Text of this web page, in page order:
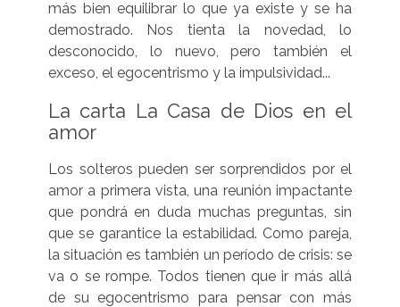
más bien equilibrar lo que ya existe y se ha
demostrado. Nos tienta la novedad, lo
desconocido, lo nuevo, pero también el
exceso, el egocentrismo y la impulsividad...
La carta La Casa de Dios en el
amor
Los solteros pueden ser sorprendidos por el
amor a primera vista, una reunión impactante
que pondrá en duda muchas preguntas, sin
que se garantice la estabilidad. Como pareja,
la situación es también un período de crisis: se
va o se rompe. Todos tienen que ir más allá
de su egocentrismo para pensar con más